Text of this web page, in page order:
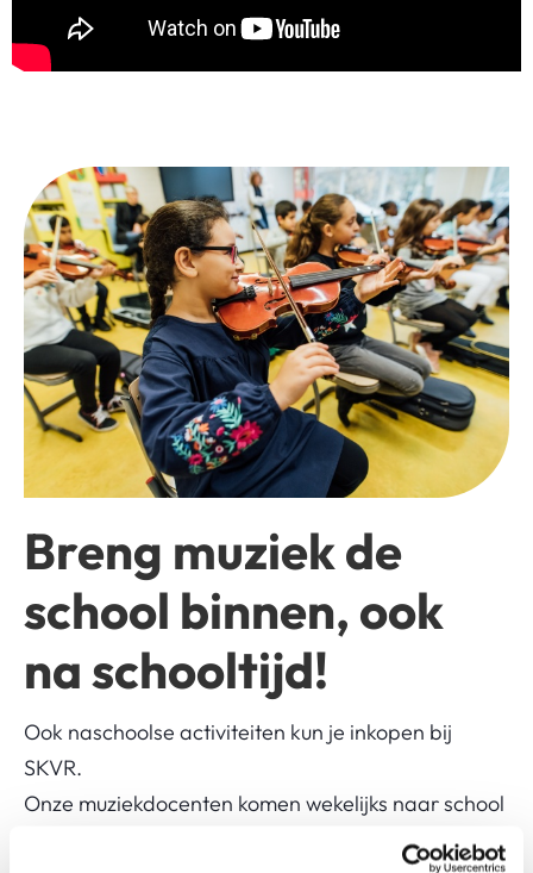
Breng muziek de
school binnen, ook
na schooltijd!
Ook naschoolse activiteiten kun je inkopen bij
SKVR.
Onze muziekdocenten komen wekelijks naar school
om les te geven: onder schooltijd en naschool. Als